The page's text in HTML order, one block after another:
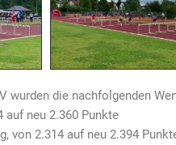
wurden die nachfolgenden
auf neu 2.360 Punkte
von 2.314 auf neu 2.394